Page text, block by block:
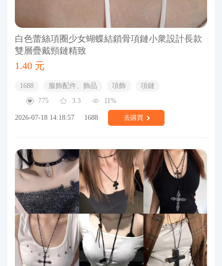
白色蕾絲項圈少女蝴蝶結鎖骨項鏈小衆設計長款
雙層疊戴頸鏈精致
1.40 元
1688 服飾配件、飾品 項飾
項鏈
775
3.3 11%
2026-07-18 14:18:57 1688 去購買